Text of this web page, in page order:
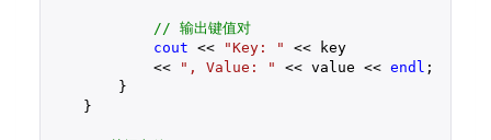
// 输出键值对
cout << "Key: " << key
            <<
", Value: " << value << endl ;
        }
    }